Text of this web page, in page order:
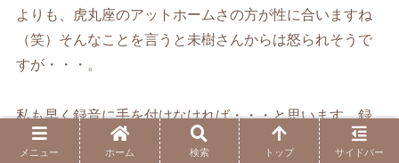
よりも、虎丸座のアットホームさの方が性に合いますね
（笑）そんなことを言うと未樹さんからは怒られそうで
すが・・・。
私も早く録音に手を付けなければ・・・と思います。録
音したものを聴く会も面白そうですよね。早く聴きたい
メニュー ホーム 検索 トップ サイドバー